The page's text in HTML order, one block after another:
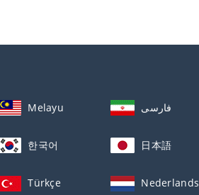
Melayu فارسی
한국어 日本語
Türkçe Nederlands